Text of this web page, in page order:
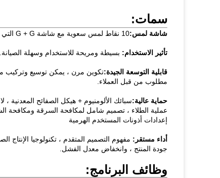
سمات:
شاشة لمس:10 نقاط لمس سعوية مع شاشة G + G التي تعمل باللمس
تأثير الاستخدام: بسيطة ومريحة للاستخدام وسهلة الصيانة.
قابلية التوسعة الجيدة:تكوين مرن ، يمكن توسيع وتركيب
مطلوب من قبل العملاء.
حماية عالية:سبائك الألومنيوم + هيكل الصفائح المعدنية
عملية الطلاء ، تصميم شامل لمكافحة السرقة ومكافحة
إعدادات أذونات المستخدم الهرمية
أداء مستقر: مفهوم التصميم المتقدم ، تكنولوجيا الإنتاج
جودة المنتج ، وانخفاض معدل الفشل.
وظائف البرنامج: